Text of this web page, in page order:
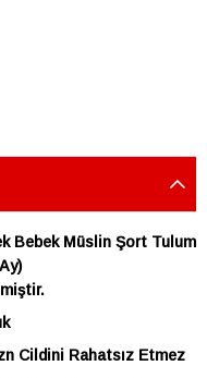
Bebek Müslin Şort Tulum
Cildini Rahatsız Etmez